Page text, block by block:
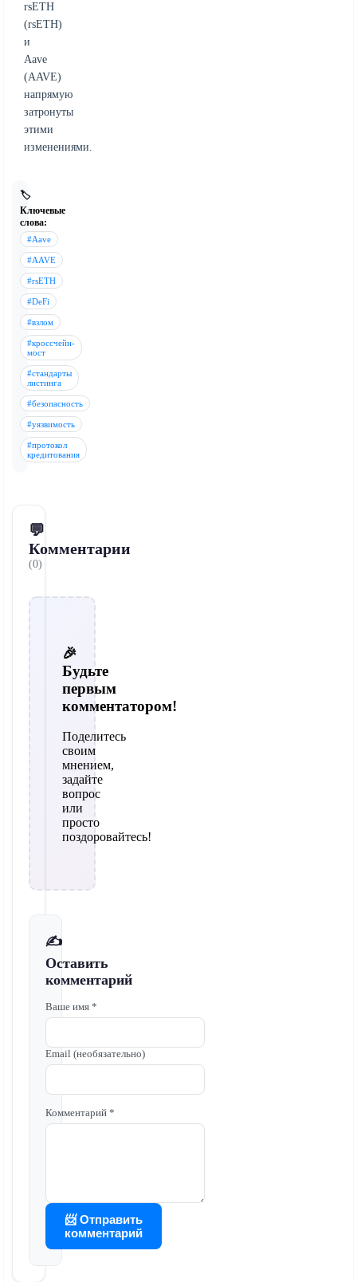
rsETH
(rsETH)
и
Aave
(AAVE)
напрямую
затронуты
этими
изменениями.
🏷️
Ключевые
слова:
#Aave
#AAVE
#rsETH
#DeFi
#взлом
#кроссчейн-
мост
#стандарты
листинга
#безопасность
#уязвимость
#протокол
кредитования
💬
Комментарии
(0)
🎉
Будьте
первым
комментатором!
Поделитесь
своим
мнением,
задайте
вопрос
или
просто
поздоровайтесь!
✍️
Оставить
комментарий
Ваше имя *
Email (необязательно)
Комментарий *
📨 Отправить
комментарий